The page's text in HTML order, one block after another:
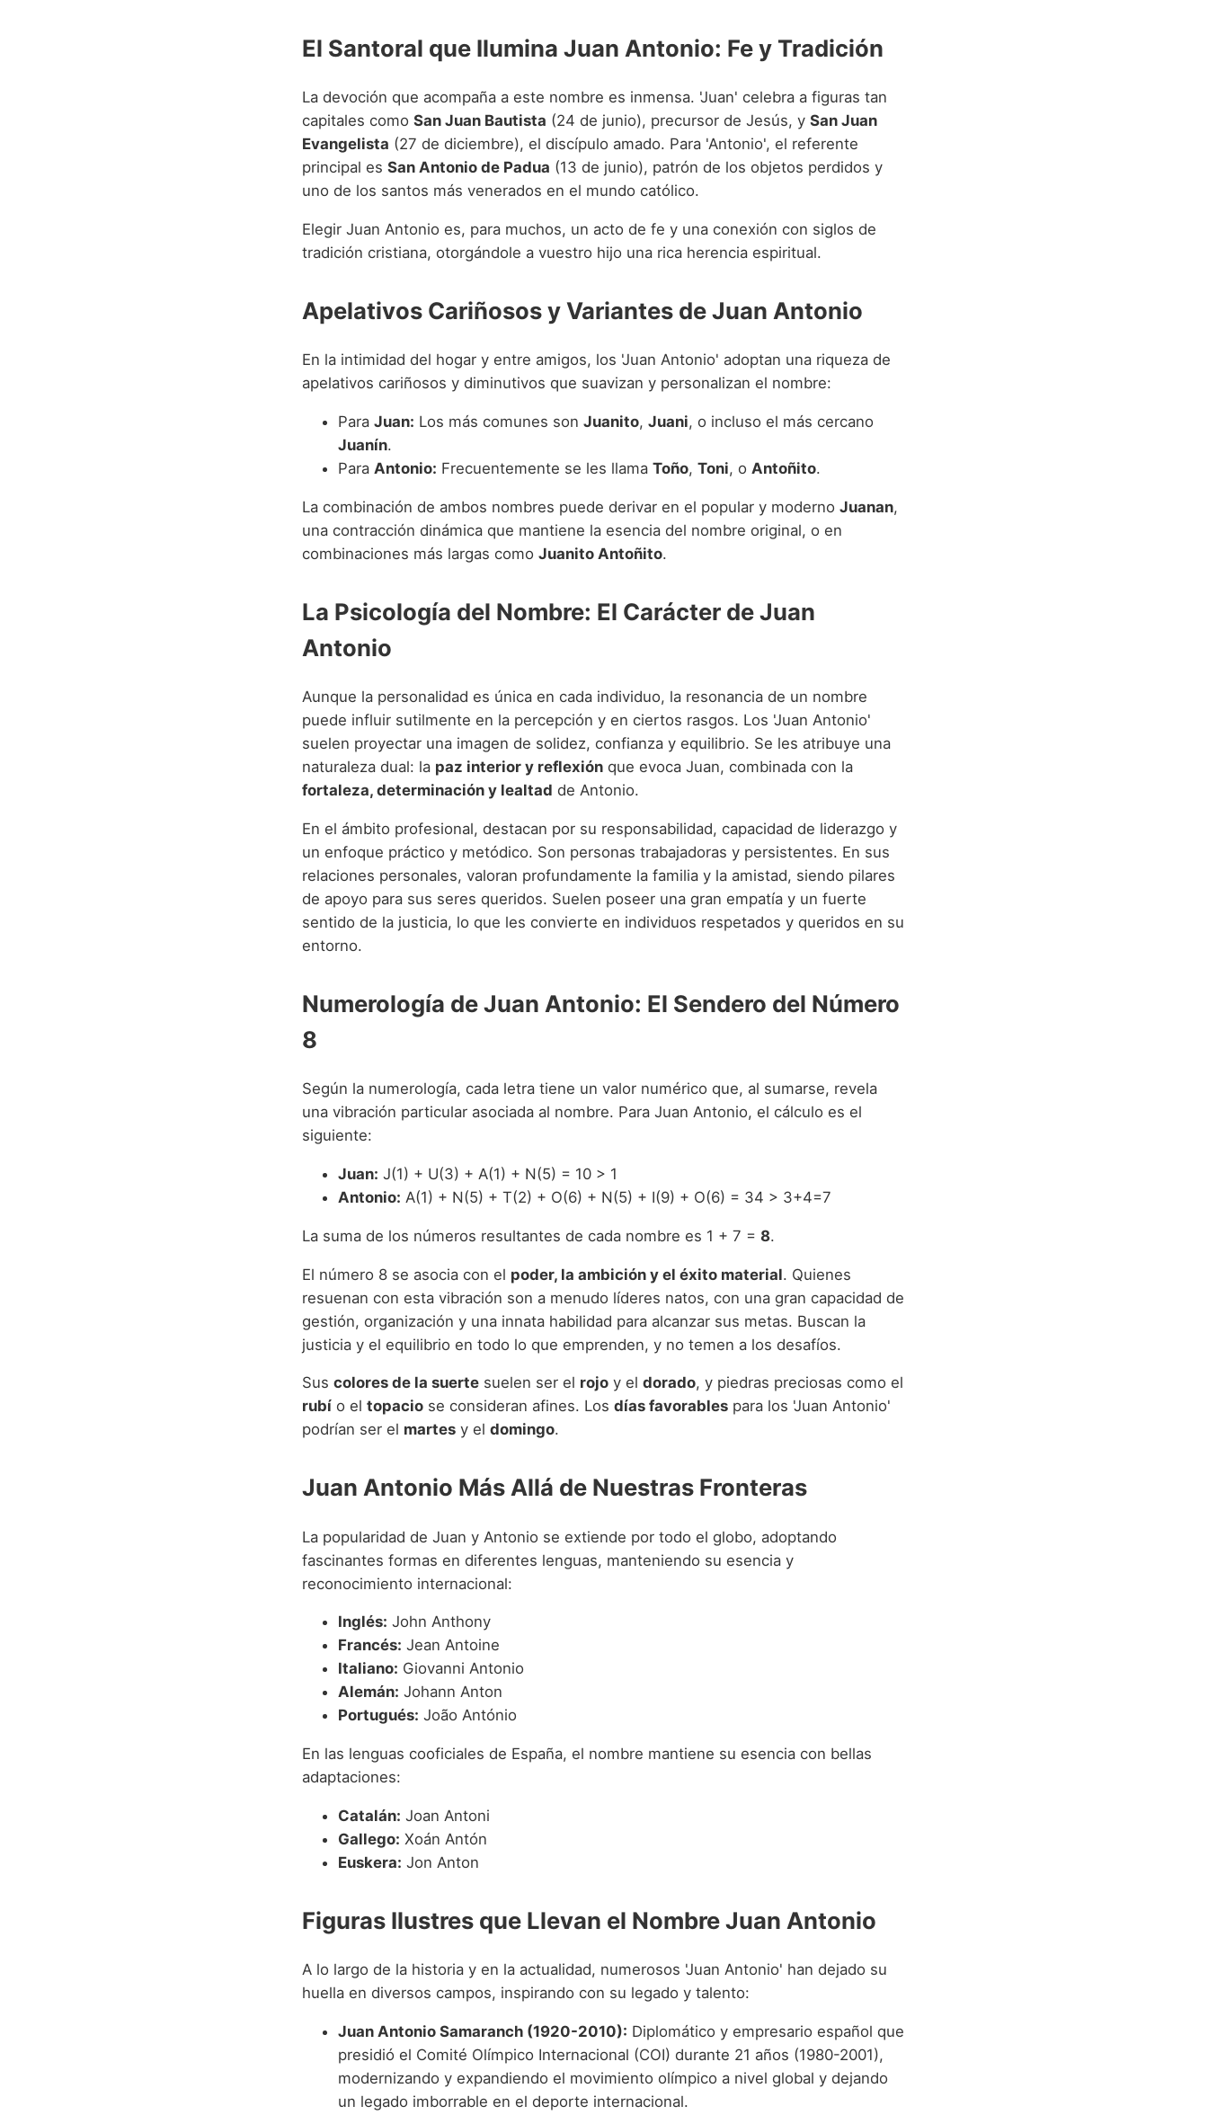
El Santoral que Ilumina Juan Antonio: Fe y Tradición
La devoción que acompaña a este nombre es inmensa. 'Juan' celebra a figuras tan
capitales como San Juan Bautista (24 de junio), precursor de Jesús, y San Juan
Evangelista (27 de diciembre), el discípulo amado. Para 'Antonio', el referente
principal es San Antonio de Padua (13 de junio), patrón de los objetos perdidos y
uno de los santos más venerados en el mundo católico.
Elegir Juan Antonio es, para muchos, un acto de fe y una conexión con siglos de
tradición cristiana, otorgándole a vuestro hijo una rica herencia espiritual.
Apelativos Cariñosos y Variantes de Juan Antonio
En la intimidad del hogar y entre amigos, los 'Juan Antonio' adoptan una riqueza de
apelativos cariñosos y diminutivos que suavizan y personalizan el nombre:
Para Juan: Los más comunes son Juanito, Juani, o incluso el más cercano
Juanín.
Para Antonio: Frecuentemente se les llama Toño, Toni, o Antoñito.
La combinación de ambos nombres puede derivar en el popular y moderno Juanan,
una contracción dinámica que mantiene la esencia del nombre original, o en
combinaciones más largas como Juanito Antoñito.
La Psicología del Nombre: El Carácter de Juan
Antonio
Aunque la personalidad es única en cada individuo, la resonancia de un nombre
puede influir sutilmente en la percepción y en ciertos rasgos. Los 'Juan Antonio'
suelen proyectar una imagen de solidez, confianza y equilibrio. Se les atribuye una
naturaleza dual: la paz interior y reflexión que evoca Juan, combinada con la
fortaleza, determinación y lealtad de Antonio.
En el ámbito profesional, destacan por su responsabilidad, capacidad de liderazgo y
un enfoque práctico y metódico. Son personas trabajadoras y persistentes. En sus
relaciones personales, valoran profundamente la familia y la amistad, siendo pilares
de apoyo para sus seres queridos. Suelen poseer una gran empatía y un fuerte
sentido de la justicia, lo que les convierte en individuos respetados y queridos en su
entorno.
Numerología de Juan Antonio: El Sendero del Número
8
Según la numerología, cada letra tiene un valor numérico que, al sumarse, revela
una vibración particular asociada al nombre. Para Juan Antonio, el cálculo es el
siguiente:
Juan: J(1) + U(3) + A(1) + N(5) = 10 > 1
Antonio: A(1) + N(5) + T(2) + O(6) + N(5) + I(9) + O(6) = 34 > 3+4=7
La suma de los números resultantes de cada nombre es 1 + 7 = 8.
El número 8 se asocia con el poder, la ambición y el éxito material. Quienes
resuenan con esta vibración son a menudo líderes natos, con una gran capacidad de
gestión, organización y una innata habilidad para alcanzar sus metas. Buscan la
justicia y el equilibrio en todo lo que emprenden, y no temen a los desafíos.
Sus colores de la suerte suelen ser el rojo y el dorado, y piedras preciosas como el
rubí o el topacio se consideran afines. Los días favorables para los 'Juan Antonio'
podrían ser el martes y el domingo.
Juan Antonio Más Allá de Nuestras Fronteras
La popularidad de Juan y Antonio se extiende por todo el globo, adoptando
fascinantes formas en diferentes lenguas, manteniendo su esencia y
reconocimiento internacional:
Inglés: John Anthony
Francés: Jean Antoine
Italiano: Giovanni Antonio
Alemán: Johann Anton
Portugués: João António
En las lenguas cooficiales de España, el nombre mantiene su esencia con bellas
adaptaciones:
Catalán: Joan Antoni
Gallego: Xoán Antón
Euskera: Jon Anton
Figuras Ilustres que Llevan el Nombre Juan Antonio
A lo largo de la historia y en la actualidad, numerosos 'Juan Antonio' han dejado su
huella en diversos campos, inspirando con su legado y talento:
Juan Antonio Samaranch (1920-2010): Diplomático y empresario español que
presidió el Comité Olímpico Internacional (COI) durante 21 años (1980-2001),
modernizando y expandiendo el movimiento olímpico a nivel global y dejando
un legado imborrable en el deporte internacional.